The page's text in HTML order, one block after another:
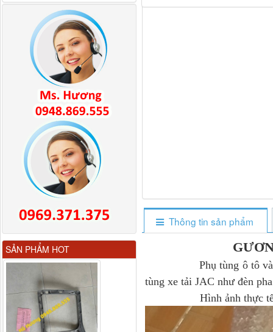
Thông tin sản phẩm
Phụ tùng ô tô và mỡ
tùng xe tải JAC như đèn
Hình ảnh thực
SẢN PHẨM HOT
M4610162101A0 Tapbi
cửa Thaco...
Gương chiếu hậu FAW
JH6 có sấy...